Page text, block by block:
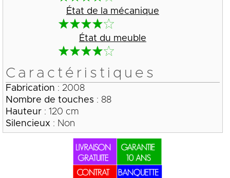
État de la mécanique
État du meuble
Caractéristiques
Fabrication : 2008
Nombre de touches : 88
Hauteur: 120 cm
Silencieux : Non